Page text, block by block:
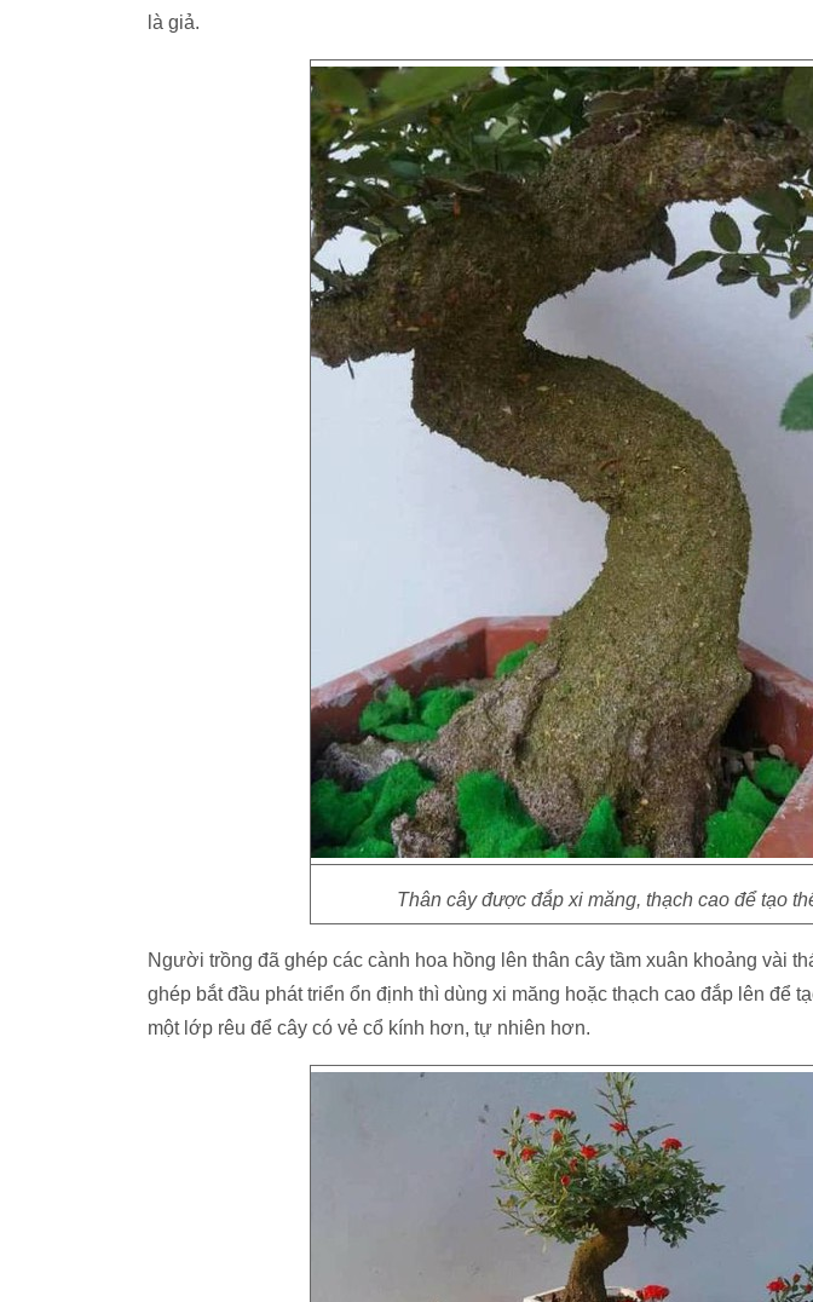
là giả.
Thân cây được đắp xi măng, thạch cao để tạo
Người trồng đã ghép các cành hoa hồng lên thân cây tầm xuân khoảng vài
ghép bắt đầu phát triển ổn định thì dùng xi măng hoặc thạch cao đắp lên để
một lớp rêu để cây có vẻ cổ kính hơn, tự nhiên hơn.